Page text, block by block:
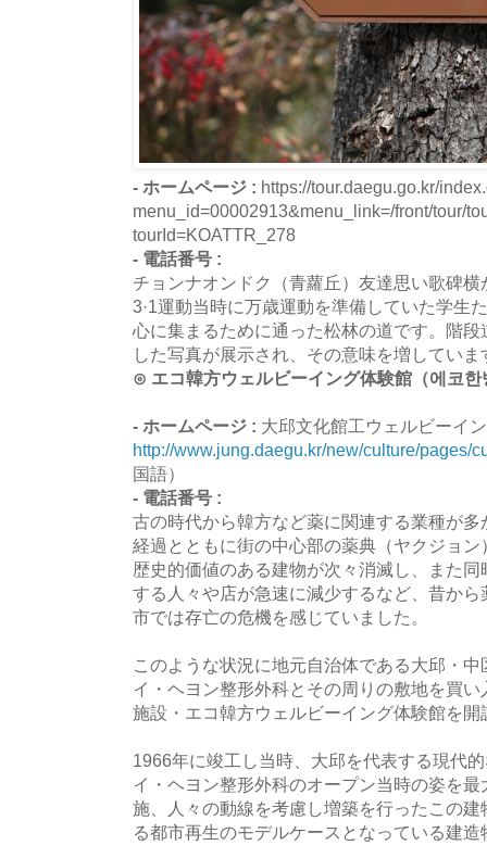
- ホームページ : https://tour.daegu.go.kr/
menu_id=00002913&menu_link=/front/tour/
tourId=KOATTR_278
- 電話番号 :
チョンナオンドク（青蘿丘）友達思い歌碑
3·1運動当時に万歳運動を準備していた学生
心に集まるために通った松林の道です。階段
した写真が展示され、その意味を増していま
⊙ エコ韓方ウェルビーイング体験館（에코한
- ホームページ : 大邱文化館工ウェルビーイ
http://www.jung.daegu.kr/new/culture/pages/
国語）
- 電話番号 :
古の時代から韓方など薬に関連する業種が
経過とともに街の中心部の薬典（ヤクジョ
歴史的価値のある建物が次々消滅し、また
する人々や店が急速に減少するなど、昔か
市では存亡の危機を感じていました。
このような状況に地元自治体である大邱・
イ・ヘヨン整形外科とその周りの敷地を買
施設・エコ韓方ウェルビーイング体験館を開
1966年に竣工し当時、大邱を代表する現代
イ・ヘヨン整形外科のオープン当時の姿を
施、人々の動線を考慮し増築を行ったこの
る都市再生のモデルケースとなっている建造